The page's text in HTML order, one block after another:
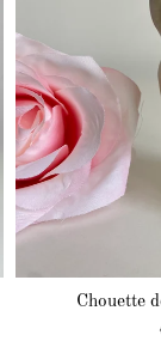
Chouette